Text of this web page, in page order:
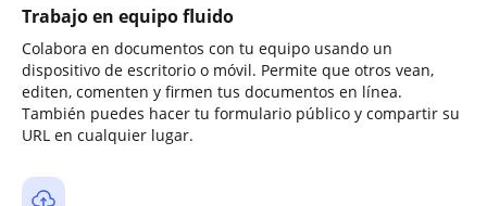
Trabajo en equipo fluido
Colabora en documentos con tu equipo usando un
dispositivo de escritorio o móvil. Permite que otros vean,
editen, comenten y firmen tus documentos en línea.
También puedes hacer tu formulario público y compartir su
URL en cualquier lugar.